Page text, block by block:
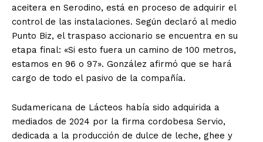
aceitera en Serodino, está en proceso de adquirir el
control de las instalaciones. Según declaró al medio
Punto Biz, el traspaso accionario se encuentra en su
etapa final: «Si esto fuera un camino de 100 metros,
estamos en 96 o 97». González afirmó que se hará
cargo de todo el pasivo de la compañía.
Sudamericana de Lácteos había sido adquirida a
mediados de 2024 por la firma cordobesa Servio,
dedicada a la producción de dulce de leche, ghee y